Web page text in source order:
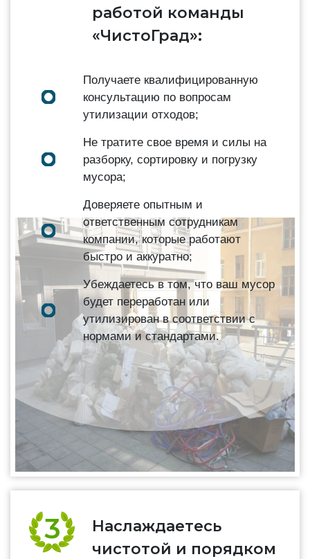
работой команды
«ЧистоГрад»:
Получаете квалифицированную
консультацию по вопросам
утилизации отходов;
Не тратите свое время и силы на
разборку, сортировку и погрузку
мусора;
Доверяете опытным и
ответственным сотрудникам
компании, которые работают
быстро и аккуратно;
Убеждаетесь в том, что ваш мусор
будет переработан или
утилизирован в соответствии с
нормами и стандартами.
Наслаждаетесь
чистотой и порядком